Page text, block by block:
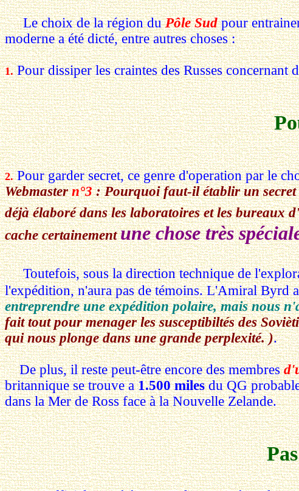
Le choix de la région duPôle Sudpour
moderne a été dicté, entre autres choses :
1.Pour dissiper les craintes des Russes concernant
2.Pour garder secret, ce genre d'operation par le
Webmastern°3: Pourquoi faut-il établir un secret
déjà élaboré dans les laboratoires et les bureaux
cache certainementune chose très
Toutefois, sous la direction technique de
l'expédition, n'aura pas de témoins. L'Amiral Byrd
entreprendre une expédition polaire, mais nous
fait tout pour menager les susceptibiltés des
qui nous plonge dans une grande perplexité. ).
De plus, il reste peut-être encore des membres
britannique se trouve a1.500 milesdu QG
dans la Mer de Ross face à la Nouvelle Zelande.